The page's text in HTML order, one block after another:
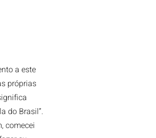
a este
próprias
do Brasil”.
comecei